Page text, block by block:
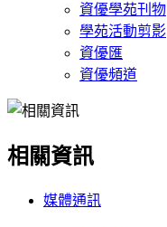
資優學苑刊物
學苑活動剪影
資優匯
資優頻道
相關資訊
媒體通訊